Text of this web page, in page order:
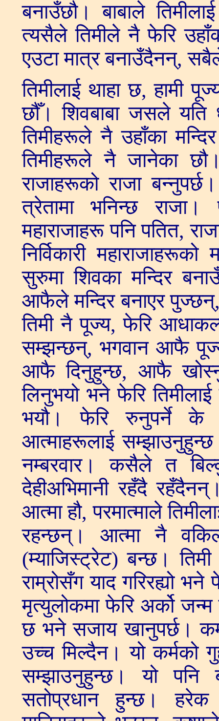
बनाउँछौ। बाबाले
त्यसैले तिमीले नै फेरि
एउटा मात्र बनाउँदैनन्,
तिमीलाई थाहा छ, हामी
छौँ। शिवबाबा जसले यति
तिमीहरूले नै उहाँका
तिमीहरूले नै जानेका
राजाहरूको राजा
त्रेतामा भनिन्छ
महाराजाहरू पनि पतित,
निर्विकारी
सुरुमा शिवका मन्दिर
आफैले मन्दिर बनाएर
तिमी नै पूज्य, फेरि
सम्झन्छन्, भगवान आफै
आफै दिनुहुन्छ, आफै
लिनुभयो भने फेरि
भयौ। फेरि रुनुपर्ने
आत्माहरूलाई
नम्बरवार। कसैले त
देहीअभिमानी रहँदै
आत्मा हौ, परमात्माले
रहन्छन्। आत्मा नै
(म्याजिस्ट्रेट) बन्छ।
राम्रोसँग याद गरिरह्यो
मृत्युलोकमा फेरि अर्को
छ भने सजाय खानुपर्छ।
उच्च मिल्दैन। यो कर्मको
सम्झाउनुहुन्छ। यो पनि
सतोप्रधान हुन्छ।